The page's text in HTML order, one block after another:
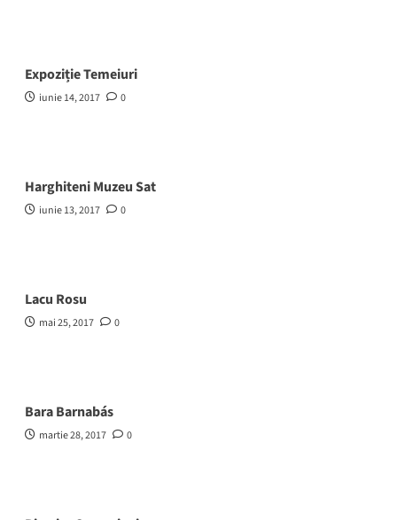
Expoziție Temeiuri
iunie 14, 2017 0
Harghiteni Muzeu Sat
iunie 13, 2017 0
Lacu Rosu
mai 25, 2017 0
Bara Barnabás
martie 28, 2017 0